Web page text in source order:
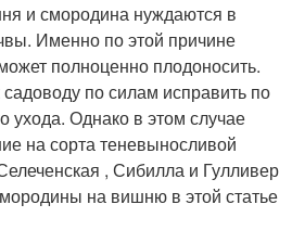
и смородина нуждаются в
Именно по этой причине
полноценно плодоносить.
по силам исправить по
ухода. Однако в этом случае
на сорта теневыносливой
, Сибилла и Гулливер
на вишню в этой статье